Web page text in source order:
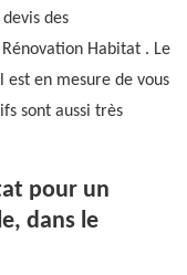
des
Habitat . Le
est en mesure de vous
sont aussi très
pour un
dans le